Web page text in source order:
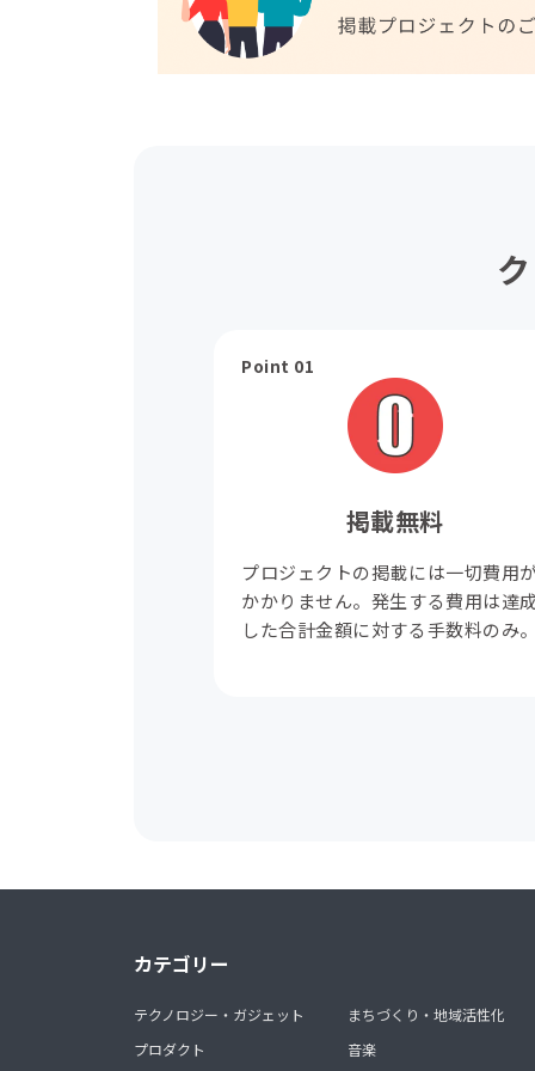
Point 01
掲載無料
プロジェクトの掲載には一切費用
かかりません。発生する費用は達
した合計金額に対する手数料のみ
カテゴリー
テクノロジー・ガジェット
プロダクト
まちづくり・地域活性化
音楽